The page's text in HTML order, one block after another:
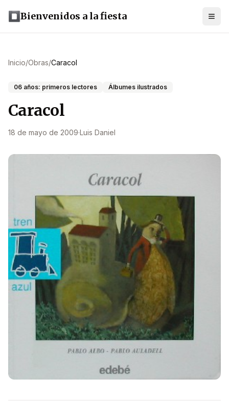
Bienvenidos a la fiesta
Inicio/Obras/Caracol
06 años: primeros lectores Álbumes ilustrados
Caracol
18 de mayo de 2009·Luis Daniel